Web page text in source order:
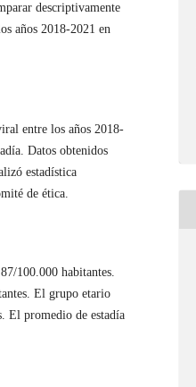
descriptivamente
años 2018-2021 en
entre los años 2018-
Datos obtenidos
estadística
de ética.
100.000 habitantes.
El grupo etario
El promedio de estadía